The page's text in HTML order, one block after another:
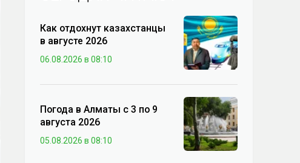
Как отдохнут казахстанцы
в августе 2026
06.08.2026 в 08:10
Погода в Алматы с 3 по 9
августа 2026
05.08.2026 в 08:10